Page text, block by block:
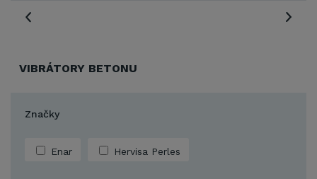
VIBRÁTORY BETONU
Značky
Enar Hervisa Perles